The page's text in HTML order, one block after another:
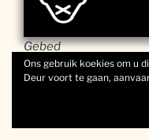
Gebed
Praat met die
Ons gebruik koekies om u
Deur voort te gaan,